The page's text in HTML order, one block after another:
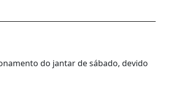
do jantar de sábado, devido